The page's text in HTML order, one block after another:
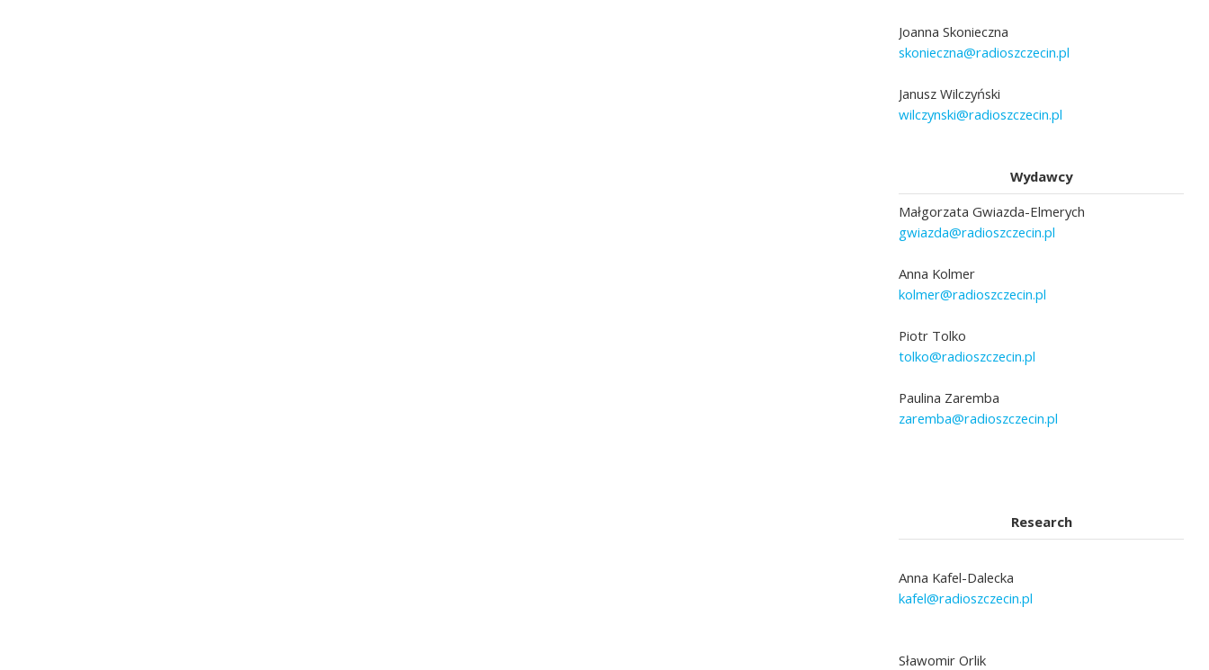
Joanna Skonieczna
skonieczna@radioszczecin.pl
Janusz Wilczyński
wilczynski@radioszczecin.pl
Wydawcy
Małgorzata Gwiazda-Elmerych
gwiazda@radioszczecin.pl
Anna Kolmer
kolmer@radioszczecin.pl
Piotr Tolko
tolko@radioszczecin.pl
Paulina Zaremba
zaremba@radioszczecin.pl
Research
Anna Kafel-Dalecka
kafel@radioszczecin.pl
Sławomir Orlik